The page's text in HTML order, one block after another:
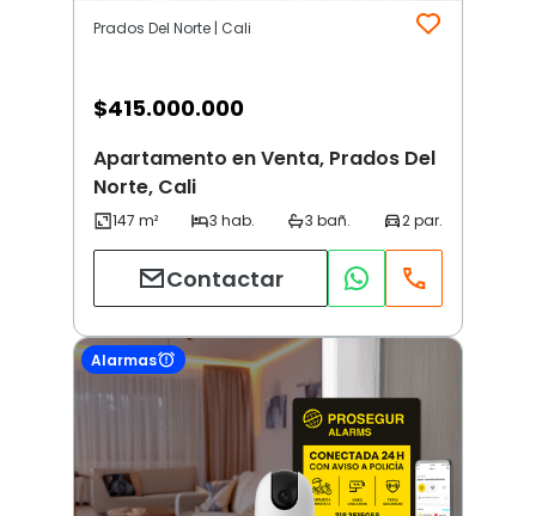
Prados Del Norte | Cali
$415.000.000
Apartamento en Venta, Prados Del
Norte, Cali
Contactar
Alarmas